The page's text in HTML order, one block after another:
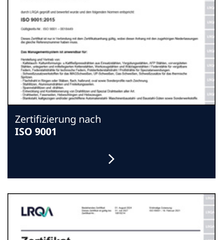
Zertifizierung nach
ISO 9001